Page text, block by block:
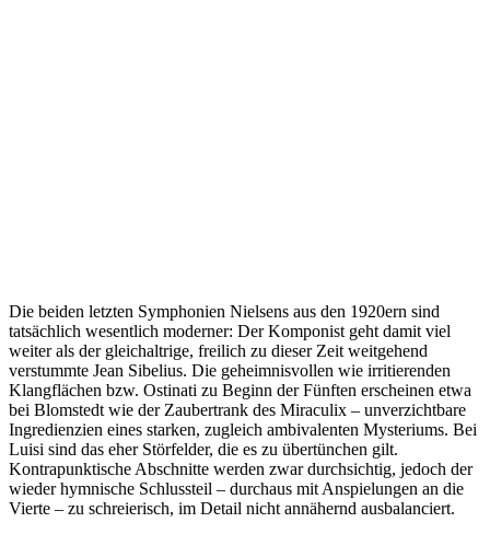
Die beiden letzten Symphonien Nielsens aus den 1920ern sind
tatsächlich wesentlich moderner: Der Komponist geht damit viel
weiter als der gleichaltrige, freilich zu dieser Zeit weitgehend
verstummte Jean Sibelius. Die geheimnisvollen wie irritierenden
Klangflächen bzw. Ostinati zu Beginn der Fünften erscheinen etwa
bei Blomstedt wie der Zaubertrank des Miraculix – unverzichtbare
Ingredienzien eines starken, zugleich ambivalenten Mysteriums. Bei
Luisi sind das eher Störfelder, die es zu übertünchen gilt.
Kontrapunktische Abschnitte werden zwar durchsichtig, jedoch der
wieder hymnische Schlussteil – durchaus mit Anspielungen an die
Vierte – zu schreierisch, im Detail nicht annähernd ausbalanciert.